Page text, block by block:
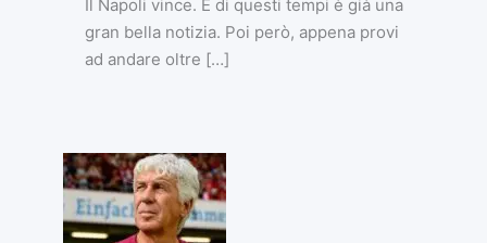
Il Napoli vince. E di questi tempi è già una
gran bella notizia. Poi però, appena provi
ad andare oltre […]